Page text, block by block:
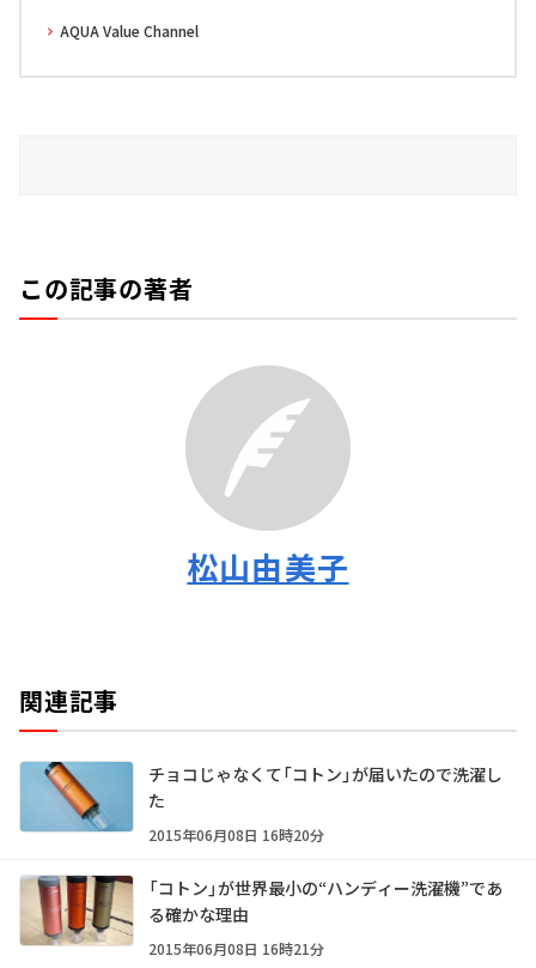
AQUA Value Channel
この記事の著者
松山由美子
関連記事
チョコじゃなくて「コトン」が届いたので洗濯し
た
2015年06月08日 16時20分
「コトン」が世界最小の“ハンディー洗濯機”であ
る確かな理由
2015年06月08日 16時21分